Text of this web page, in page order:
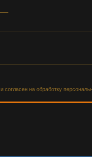
и согласен на обработку